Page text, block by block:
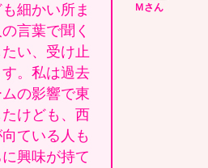
Ｍさん
細かい所ま
言葉で聞く
い、受け止
。私は過去
の影響で東
けども、西
ている人も
興味が持て